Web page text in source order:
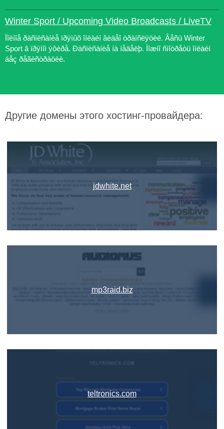
Winter Sport / Upcoming Video Broadcasts / LiveTV
Ïîëíîå ðàñïèñàíèå ïðÿìûõ îíëàéí âèäåî òðàíñëÿöèé. Âåñü Winter
Sport â ïðÿìîì ýôèðå. Ðàñïèñàíèå íà íåäåëþ. Ìîæíî ñìîòðåòü îíëàéí
áåç ðåãèñòðàöèè.
Другие домены этого хостинг-провайдера:
jdwhite.net
mp3raid.biz
teltronics.com